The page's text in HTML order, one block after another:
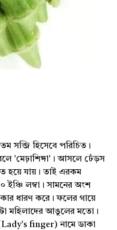
সব্জি হিসেবে পরিচিত।
'মেঢ়াশিঙ্গা'। আসলে ঢেঁড়স
হয়ে যায়। তাই এরকম
লম্বা। সামনের অংশ
ধারণ করে। ফলের গায়ে
মহিলাদের আঙুলের মতো।
finger) নামে ডাকা